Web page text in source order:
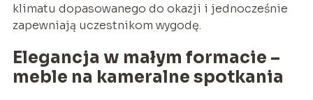
klimatu dopasowanego do okazji i jednocześnie
zapewniają uczestnikom wygodę.
Elegancja w małym formacie –
meble na kameralne spotkania